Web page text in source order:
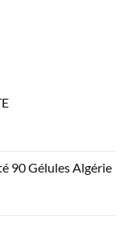
90 Gélules Algérie